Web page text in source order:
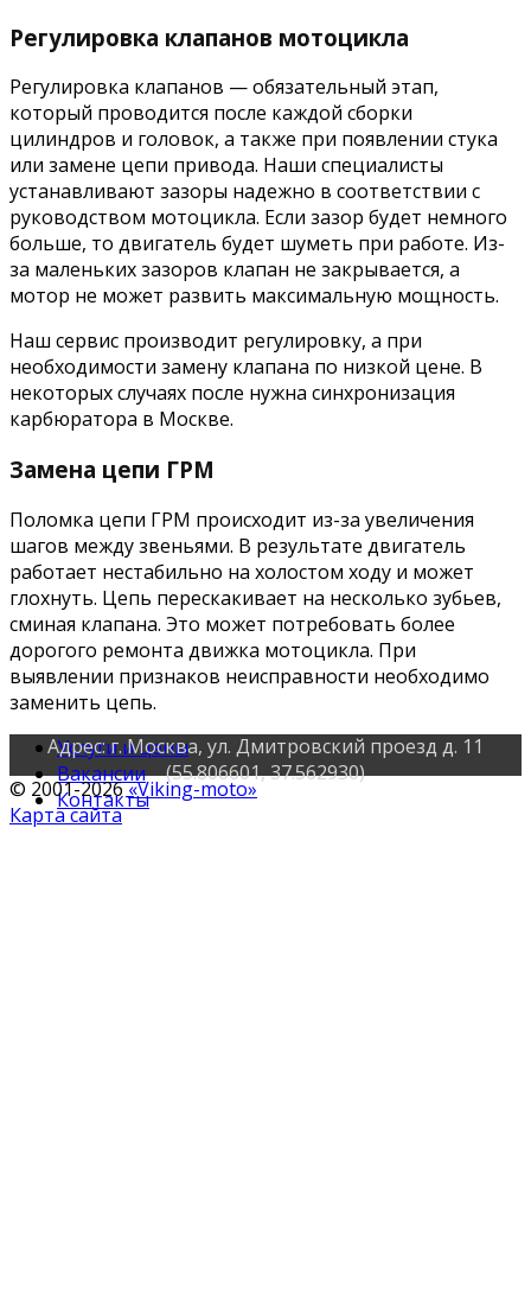
Регулировка клапанов мотоцикла
Регулировка клапанов — обязательный этап,
который проводится после каждой сборки
цилиндров и головок, а также при появлении стука
или замене цепи привода. Наши специалисты
устанавливают зазоры надежно в соответствии с
руководством мотоцикла. Если зазор будет немного
больше, то двигатель будет шуметь при работе. Из-
за маленьких зазоров клапан не закрывается, а
мотор не может развить максимальную мощность.
Наш сервис производит регулировку, а при
необходимости замену клапана по низкой цене. В
некоторых случаях после нужна синхронизация
карбюратора в Москве.
Замена цепи ГРМ
Поломка цепи ГРМ происходит из-за увеличения
шагов между звеньями. В результате двигатель
работает нестабильно на холостом ходу и может
глохнуть. Цепь перескакивает на несколько зубьев,
сминая клапана. Это может потребовать более
дорогого ремонта движка мотоцикла. При
выявлении признаков неисправности необходимо
заменить цепь.
Услуги и цены
Вакансии
Контакты
Адрес: г. Москва, ул. Дмитровский проезд д. 11
(55.806601, 37.562930)
© 2001-2026«Viking-moto»
Карта сайта